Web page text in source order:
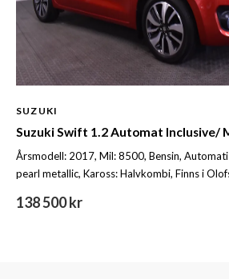
SUZUKI
Suzuki Swift 1.2 Automat Inclusive/
Årsmodell: 2017, Mil: 8500, Bensin,
pearl metallic, Kaross: Halvkombi, Finns i
138 500 kr